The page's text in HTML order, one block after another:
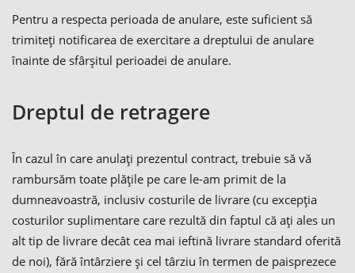
Pentru a respecta perioada de anulare, este suficient să
trimiteți notificarea de exercitare a dreptului de anulare
înainte de sfârșitul perioadei de anulare.
Dreptul de retragere
În cazul în care anulați prezentul contract, trebuie să vă
rambursăm toate plățile pe care le-am primit de la
dumneavoastră, inclusiv costurile de livrare (cu excepția
costurilor suplimentare care rezultă din faptul că ați ales un
alt tip de livrare decât cea mai ieftină livrare standard oferită
de noi), fără întârziere și cel târziu în termen de paisprezece